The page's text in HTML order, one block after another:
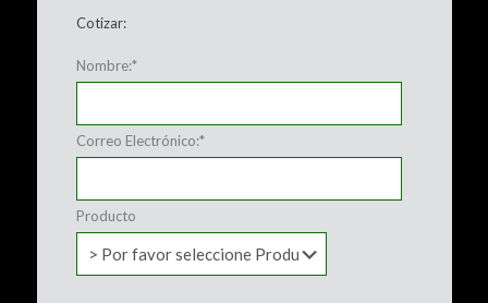
Cotizar:
Nombre:*
Correo Electrónico:*
Producto